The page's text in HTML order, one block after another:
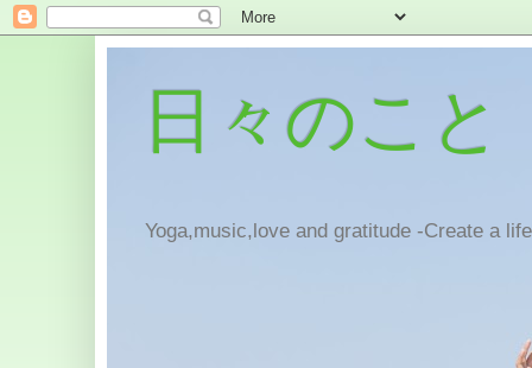
日々のこと
Yoga,music,love and gratitude -Create a